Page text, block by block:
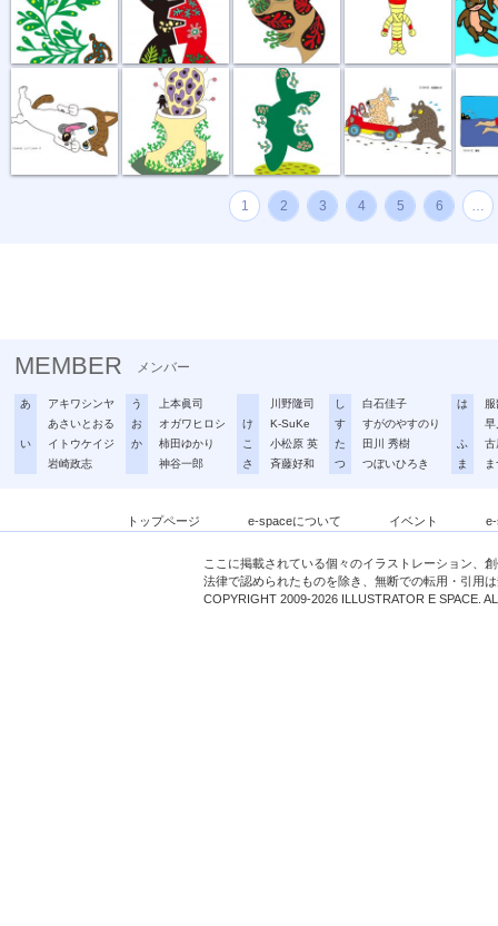
どう、このポ... おいしい匂い 新しい種 坂道登れば 遠泳
1 2 3 4 5 6 …
MEMBER メンバー
あ
アキワシンヤ
あさいとおる
い
イトウケイジ
岩崎政志
う
上本眞司
お
オガワヒロシ
か
柿田ゆかり
神谷一郎
川野隆司
け
K-SuKe
こ
小松原 英
さ
斉藤好和
し
白石佳子
す
すがのやすのり
た
田川 秀樹
つ
つぼいひろき
は
早
ふ
古
ま
トップページ e-spaceについて イベント
ここに掲載されている個々のイラストレーション、
法律で認められたものを除き、無断での転用・引用
COPYRIGHT 2009-2026 ILLUSTRATOR E SPACE.